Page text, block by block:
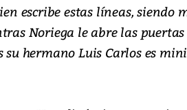
escribe estas líneas, siendo
Noriega le abre las
hermano Luis Carlos es